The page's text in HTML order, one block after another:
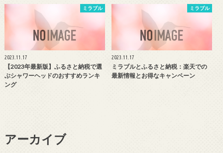
ミラブル
2023.11.17
【2023年最新版】ふるさと納税で選
ぶシャワーヘッドのおすすめランキ
ング
ミラブル
2023.11.17
ミラブルとふるさと納税：楽天での
最新情報とお得なキャンペーン
アーカイブ